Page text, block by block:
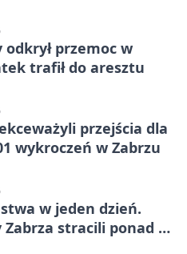
odkrył przemoc w
trafił do aresztu
przejścia dla
wykroczeń w Zabrzu
w jeden dzień.
Zabrza stracili ponad 6